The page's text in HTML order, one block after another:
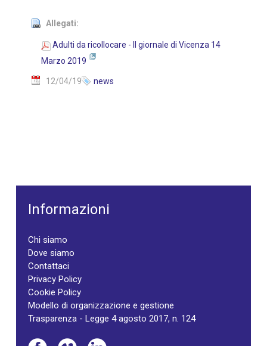
Allegati:
Adulti da ricollocare - Il giornale di Vicenza 14
Marzo 2019
12/04/19 news
Informazioni
Chi siamo
Dove siamo
Contattaci
Privacy Policy
Cookie Policy
Modello di organizzazione e gestione
Trasparenza - Legge 4 agosto 2017, n. 124